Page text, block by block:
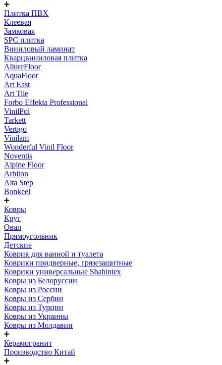
Плитка ПВХ
Клеевая
Замковая
SPC плитка
Виниловый ламинат
Кварцвиниловая плитка
AllureFloor
AquaFloor
Art East
Art Tile
Forbo Effekta Professional
VinilPol
Tarkett
Vertigo
Vinilam
Wonderful Vinil Floor
Noventis
Alpine Floor
Arbiton
Alta Step
Bonkeel
Ковры
Круг
Овал
Прямоугольник
Детские
Коврик для ванной и туалета
Коврики придверные, грязезащитные
Коврики универсальные Shahintex
Ковры из Белоруссии
Ковры из России
Ковры из Сербии
Ковры из Турции
Ковры из Украины
Ковры из Молдавии
Керамогранит
Производство Китай